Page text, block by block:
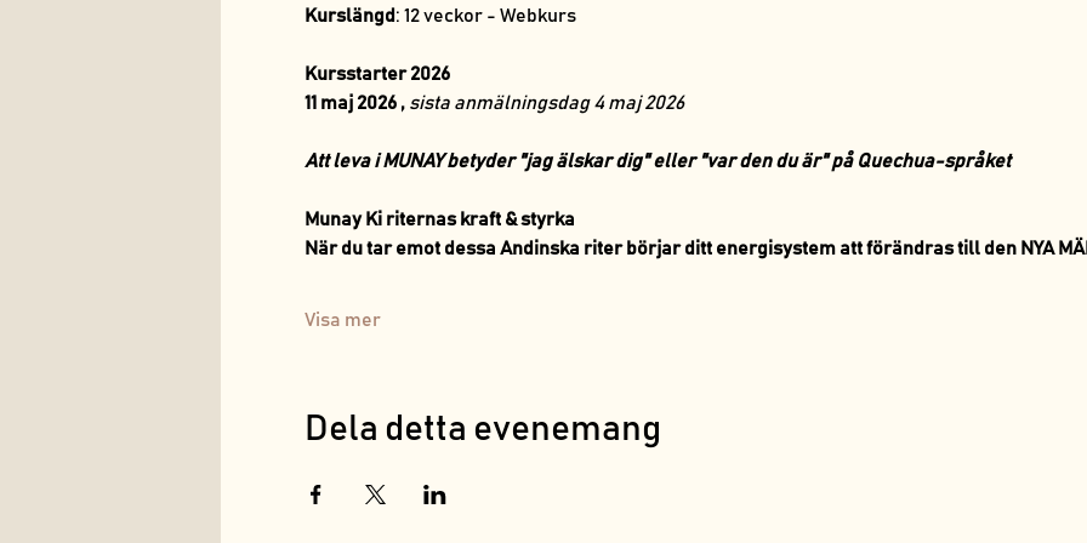
Kurslängd : 12 veckor - Webkurs
Kursstarter 2026
11 maj 2026 , sista anmälningsdag 4 maj 2026
Att leva i MUNAY betyder "jag älskar dig" eller "var den du är" på Quechua-språket
Munay Ki riternas kraft & styrka
När du tar emot dessa Andinska riter börjar ditt energisystem att förändras till den NYA
Visa mer
Dela detta evenemang